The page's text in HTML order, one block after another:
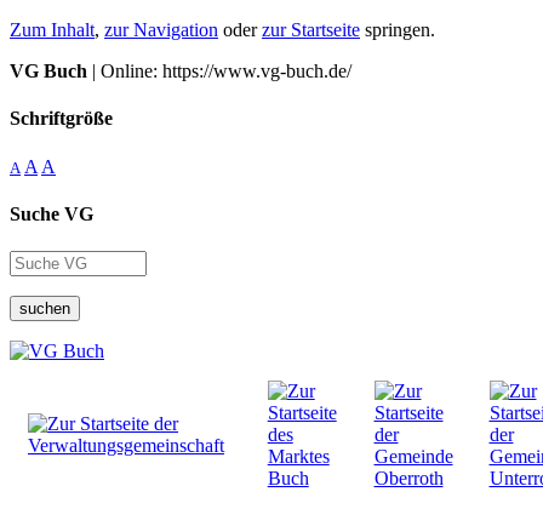
Zum Inhalt, zur Navigation oderzur Startseite springen.
VG Buch | Online: https://www.vg-buch.de/
Schriftgröße
A A A
Suche VG
suchen